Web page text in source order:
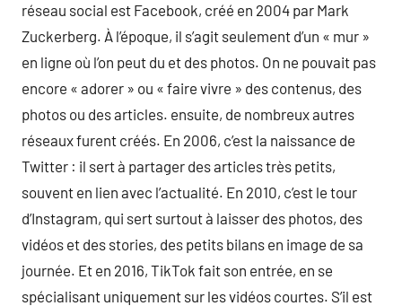
réseau social est Facebook, créé en 2004 par Mark
Zuckerberg. À l’époque, il s’agit seulement d’un « mur »
en ligne où l’on peut du et des photos. On ne pouvait pas
encore « adorer » ou « faire vivre » des contenus, des
photos ou des articles. ensuite, de nombreux autres
réseaux furent créés. En 2006, c’est la naissance de
Twitter : il sert à partager des articles très petits,
souvent en lien avec l’actualité. En 2010, c’est le tour
d’Instagram, qui sert surtout à laisser des photos, des
vidéos et des stories, des petits bilans en image de sa
journée. Et en 2016, TikTok fait son entrée, en se
spécialisant uniquement sur les vidéos courtes. S’il est